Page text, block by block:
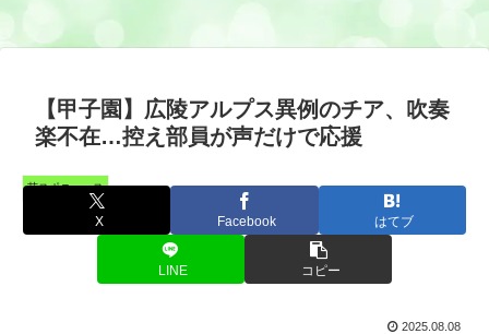
【甲子園】広陵アルプス異例のチア、吹奏
楽不在…控え部員が声だけで応援
芸スポニュース
X Facebook はてブ
LINE コピー
2025.08.08